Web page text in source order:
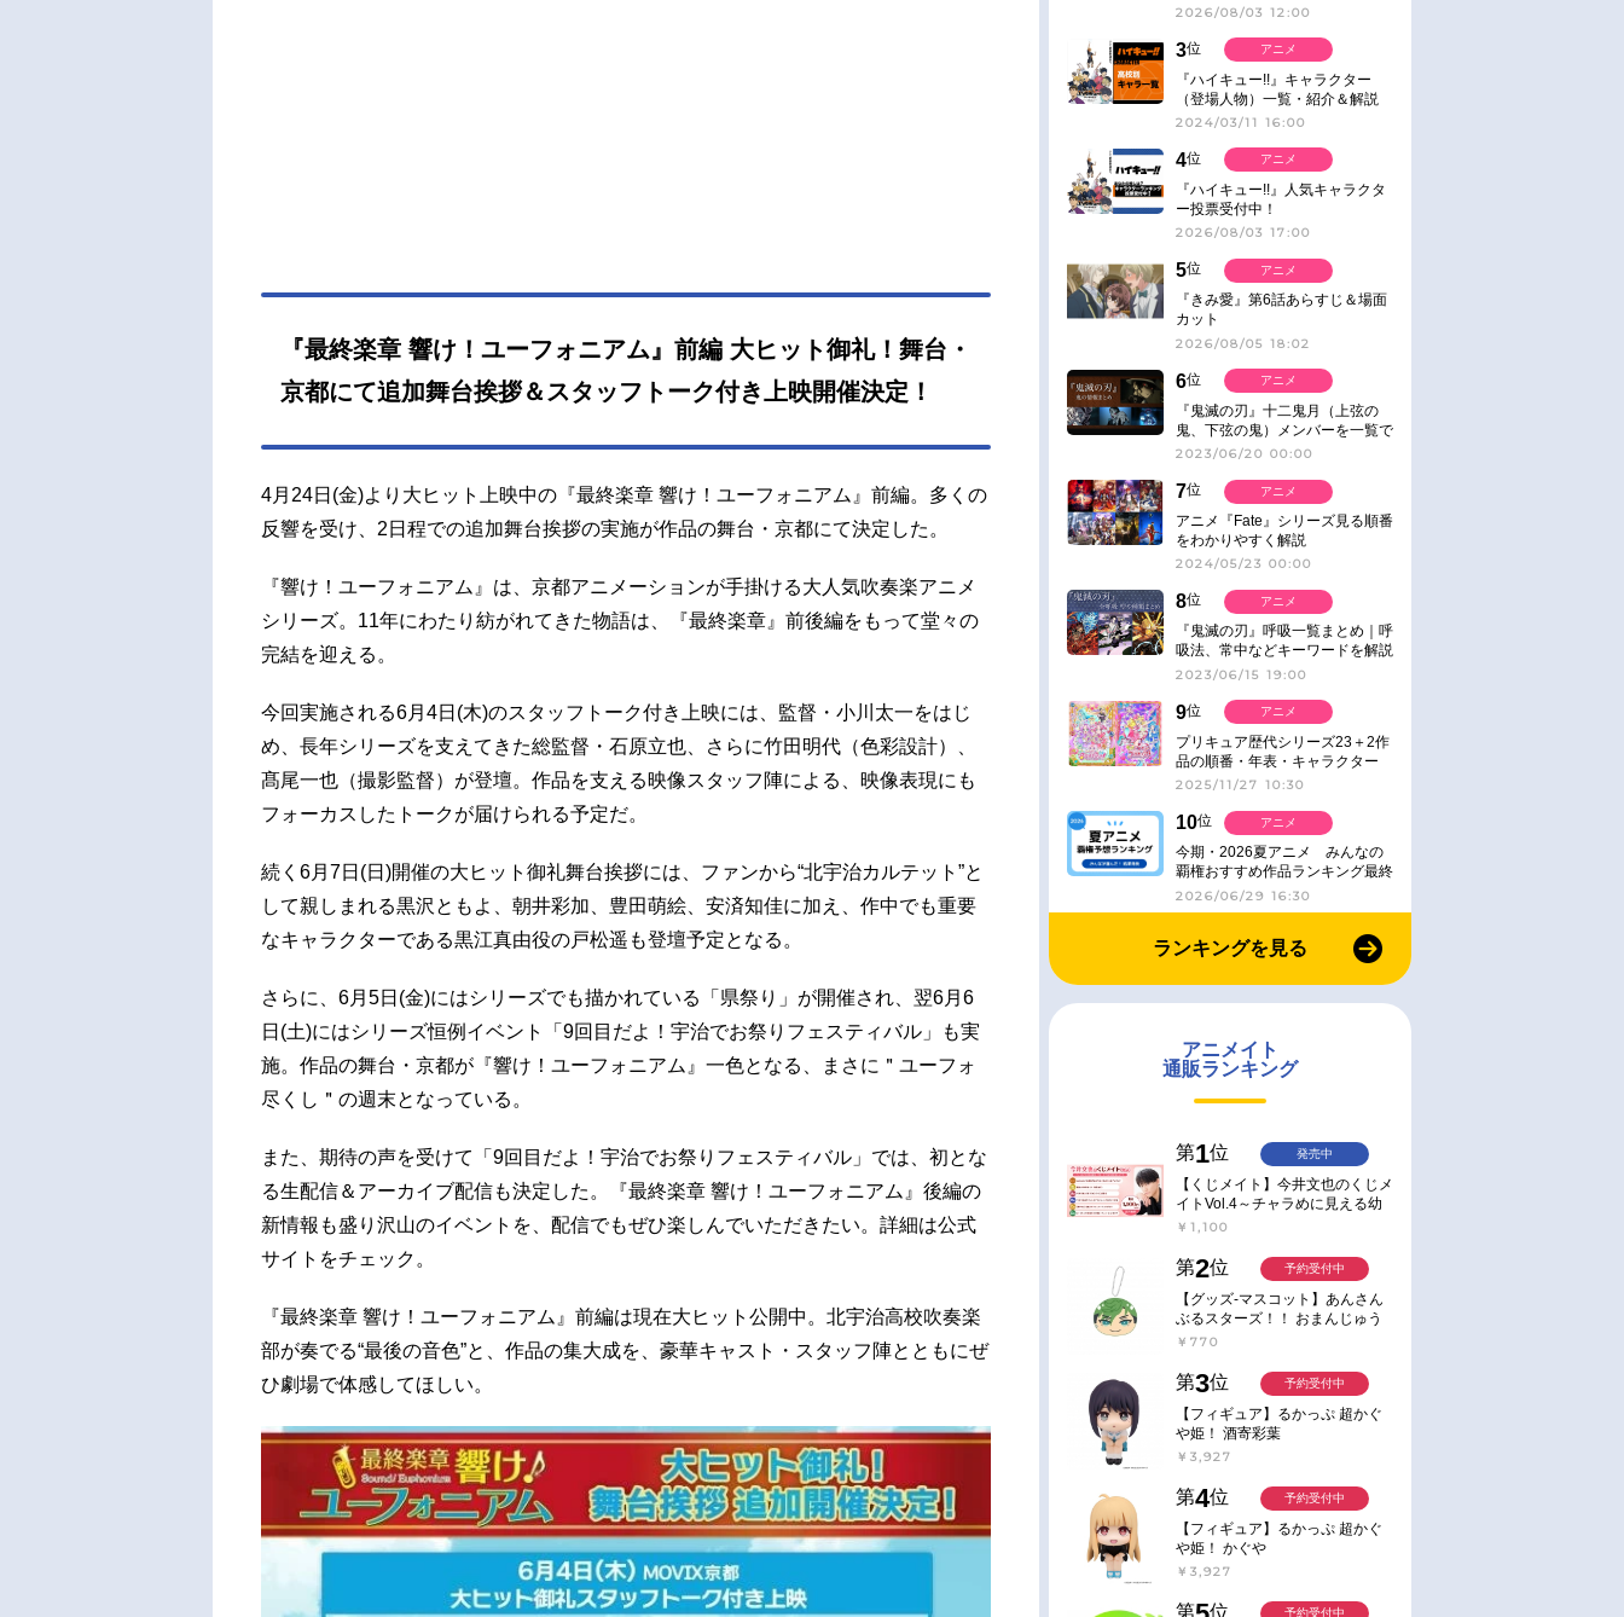
め：大橋彩香久石奏...
『最終楽章 響け！ユーフォニアム』前編 大ヒット御礼！舞台・
京都にて追加舞台挨拶＆スタッフトーク付き上映開催決定！
4月24日(金)より大ヒット上映中の『最終楽章 響け！ユーフォニアム』前編。多くの
反響を受け、2日程での追加舞台挨拶の実施が作品の舞台・京都にて決定した。
『響け！ユーフォニアム』は、京都アニメーションが手掛ける大人気吹奏楽アニメ
シリーズ。11年にわたり紡がれてきた物語は、『最終楽章』前後編をもって堂々の
完結を迎える。
今回実施される6月4日(木)のスタッフトーク付き上映には、監督・小川太一をはじ
め、長年シリーズを支えてきた総監督・石原立也、さらに竹田明代（色彩設計）、
髙尾一也（撮影監督）が登壇。作品を支える映像スタッフ陣による、映像表現にも
フォーカスしたトークが届けられる予定だ。
続く6月7日(日)開催の大ヒット御礼舞台挨拶には、ファンから“北宇治カルテット”と
して親しまれる黒沢ともよ、朝井彩加、豊田萌絵、安済知佳に加え、作中でも重要
なキャラクターである黒江真由役の戸松遥も登壇予定となる。
さらに、6月5日(金)にはシリーズでも描かれている「県祭り」が開催され、翌6月6
日(土)にはシリーズ恒例イベント「9回目だよ！宇治でお祭りフェスティバル」も実
施。作品の舞台・京都が『響け！ユーフォニアム』一色となる、まさに＂ユーフォ
尽くし＂の週末となっている。
また、期待の声を受けて「9回目だよ！宇治でお祭りフェスティバル」では、初とな
る生配信＆アーカイブ配信も決定した。『最終楽章 響け！ユーフォニアム』後編の
新情報も盛り沢山のイベントを、配信でもぜひ楽しんでいただきたい。詳細は公式
サイトをチェック。
『最終楽章 響け！ユーフォニアム』前編は現在大ヒット公開中。北宇治高校吹奏楽
部が奏でる“最後の音色”と、作品の集大成を、豪華キャスト・スタッフ陣とともにぜ
ひ劇場で体感してほしい。
2026/08/03 12:00
3位
『ハイキュー!!』キャラクター
（登場人物）一覧・紹介＆解説
2024/03/11 16:00
アニメ
4位
『ハイキュー!!』人気キャラクタ
ー投票受付中！
2026/08/03 17:00
アニメ
5位
『きみ愛』第6話あらすじ＆場面
カット
2026/08/05 18:02
アニメ
6位
『鬼滅の刃』十二鬼月（上弦の
鬼、下弦の鬼）メンバーを一覧で
紹介＆解説（登場鬼の情報まと
2023/06/20 00:00
アニメ
7位
アニメ『Fate』シリーズ見る順番
をわかりやすく解説
2024/05/23 00:00
アニメ
8位
『鬼滅の刃』呼吸一覧まとめ｜呼
吸法、常中などキーワードを解説
2023/06/15 19:00
アニメ
9位
プリキュア歴代シリーズ23＋2作
品の順番・年表・キャラクター
【2025年版】
2025/11/27 10:30
アニメ
10位
今期・2026夏アニメ みんなの
覇権おすすめ作品ランキング最終
結果発表！
2026/06/29 16:30
アニメ
ランキングを見る
アニメイト
通販ランキング
第1位
【くじメイト】今井文也のくじメ
イトVol.4～チャラめに見える幼
馴染、実は一途で独占欲が強いん
￥1,100
発売中
第2位
【グッズ-マスコット】あんさん
ぶるスターズ！！ おまんじゅう
にぎにぎマスコット ねくすと2
￥770
予約受付中
第3位
【フィギュア】るかっぷ 超かぐ
や姫！ 酒寄彩葉
￥3,927
予約受付中
第4位
【フィギュア】るかっぷ 超かぐ
や姫！ かぐや
￥3,927
予約受付中
第 位 予約受付中